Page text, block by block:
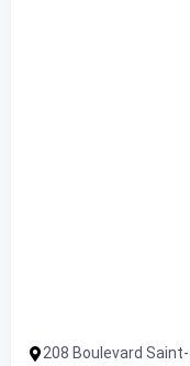
208 Boulevard